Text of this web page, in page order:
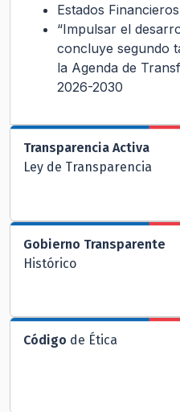
Estados Financieros
“Impulsar el
concluye segundo
la Agenda de
2026-2030
Transparencia Activa
Ley de Transparencia
Gobierno Transparente
Histórico
Código de Ética